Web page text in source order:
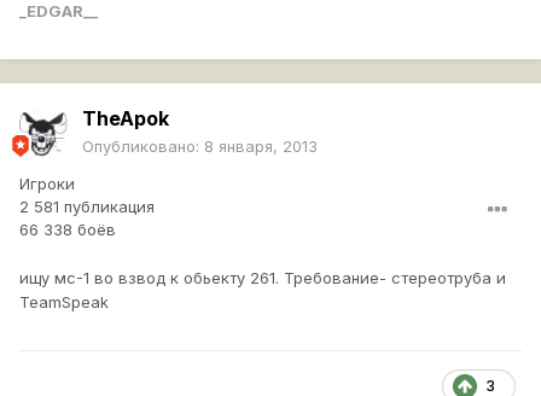
_EDGAR__
TheApok
Опубликовано: 8 января, 2013
Игроки
2 581 публикация
66 338 боёв
ищу мс-1 во взвод к обьекту 261. Требование- стереотруба и
TeamSpeak
3